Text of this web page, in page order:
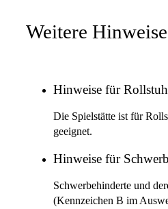
Weitere Hinweise
Hinweise für
Die Spielstätte ist für
geeignet.
Hinweise für
Schwerbehinderte und
(Kennzeichen B im